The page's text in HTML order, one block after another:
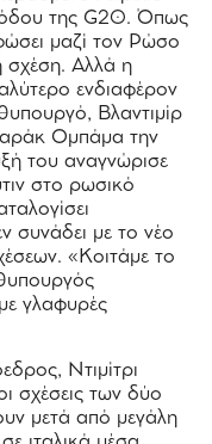
της G20. Όπως
μαζί τον Ρώσο
σχέση. Αλλά η
ενδιαφέρον
Βλαντιμίρ
Ομπάμα την
του αναγνώρισε
στο ρωσικό
συνάδει με το νέο
«Κοιτάμε το
γλαφυρές
Ντιμίτρι
σχέσεις των δύο
μετά από μεγάλη